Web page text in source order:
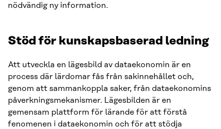
nödvändig ny information.
Stöd för kunskapsbaserad ledning
Att utveckla en lägesbild av dataekonomin är en
process där lärdomar fås från sakinnehållet och,
genom att sammankoppla saker, från dataekonomins
påverkningsmekanismer. Lägesbilden är en
gemensam plattform för lärande för att förstå
fenomenen i dataekonomin och för att stödja